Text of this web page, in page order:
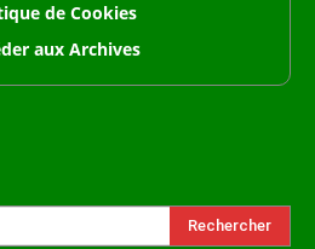
de Cookies
aux Archives
Rechercher